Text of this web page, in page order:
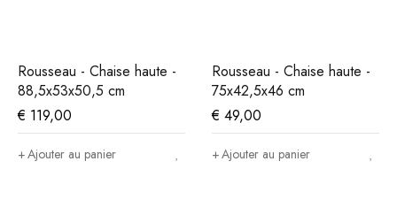
Rousseau - Chaise haute -
88,5x53x50,5 cm
€ 119,00
Ajouter au panier
Rousseau - Chaise haute -
75x42,5x46 cm
€ 49,00
Ajouter au panier